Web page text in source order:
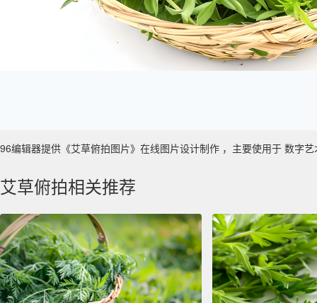
96编辑器提供《艾草俯拍图片》在线图片设计制作 ，主要使用于 数字
艾草俯拍相关推荐